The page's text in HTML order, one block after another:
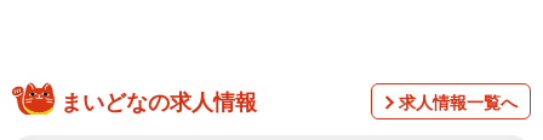
散歩中の柴犬が帰宅を拒む様子は“拒否柴”と呼ばれるが、今
まいどなの求人情報 求人情報一覧へ